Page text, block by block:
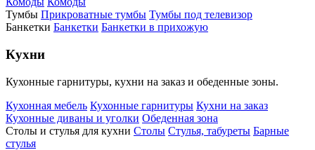
Тумбы Прикроватные тумбы Тумбы под телевизор
Банкетки Банкетки Банкетки в прихожую
Кухни
Кухонные гарнитуры, кухни на заказ и обеденные зоны.
Кухонная мебель Кухонные гарнитуры Кухни на заказ
Кухонные диваны и уголки Обеденная зона
Столы и стулья для кухни Столы Стулья, табуреты Барные
стулья